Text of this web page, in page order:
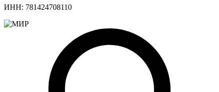
ИНН: 781424708110